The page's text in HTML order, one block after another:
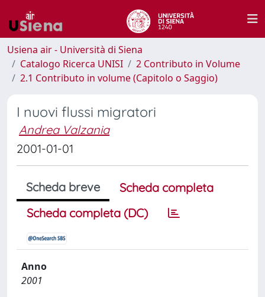
Usiena air - Università di Siena
Catalogo Ricerca UNISI
2 Contributo in Volume
2.1 Contributo in volume (Capitolo o Saggio)
I nuovi flussi migratori
Andrea Valzania
2001-01-01
Scheda breve
Scheda completa
Scheda completa (DC)
Anno
2001